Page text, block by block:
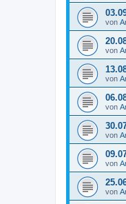
von
von
von
von
von
von
von